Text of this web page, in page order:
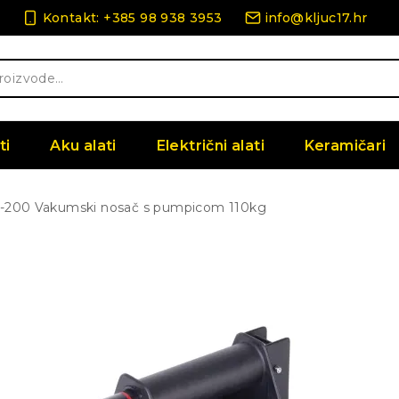
Kontakt: +385 98 938 3953 info@kljuc17.hr
Aku alati Električni alati Keramičari
200 Vakumski nosač s pumpicom 110kg